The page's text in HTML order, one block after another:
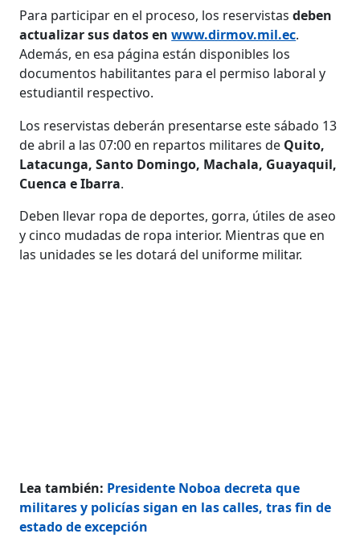
Para participar en el proceso, los reservistasdeben
actualizar sus datos enwww.dirmov.mil.ec.
Además, en esa página están disponibles los
documentos habilitantes para el permiso laboral y
estudiantil respectivo.
Los reservistas deberán presentarse este sábado 13
de abril a las 07:00 en repartos militares de Quito,
Latacunga, Santo Domingo, Machala, Guayaquil,
Cuenca e Ibarra.
Deben llevar ropa de deportes, gorra, útiles de aseo
y cinco mudadas de ropa interior. Mientras que en
las unidades se les dotará del uniforme militar.
Lea también: Presidente Noboa decreta que
militares y policías sigan en las calles, tras fin de
estado de excepción